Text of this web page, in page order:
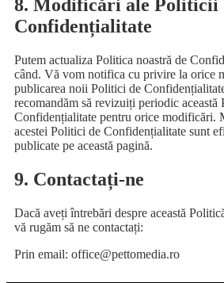
8. Modificări ale Politicii
Confidențialitate
Putem actualiza Politica noastră de
când. Vă vom notifica cu privire la orice
publicarea noii Politici de
recomandăm să revizuiți periodic această
Confidențialitate pentru orice modificări.
acestei Politici de Confidențialitate sunt
publicate pe această pagină.
9. Contactați-ne
Dacă aveți întrebări despre această
vă rugăm să ne contactați:
Prin email: office@pettomedia.ro